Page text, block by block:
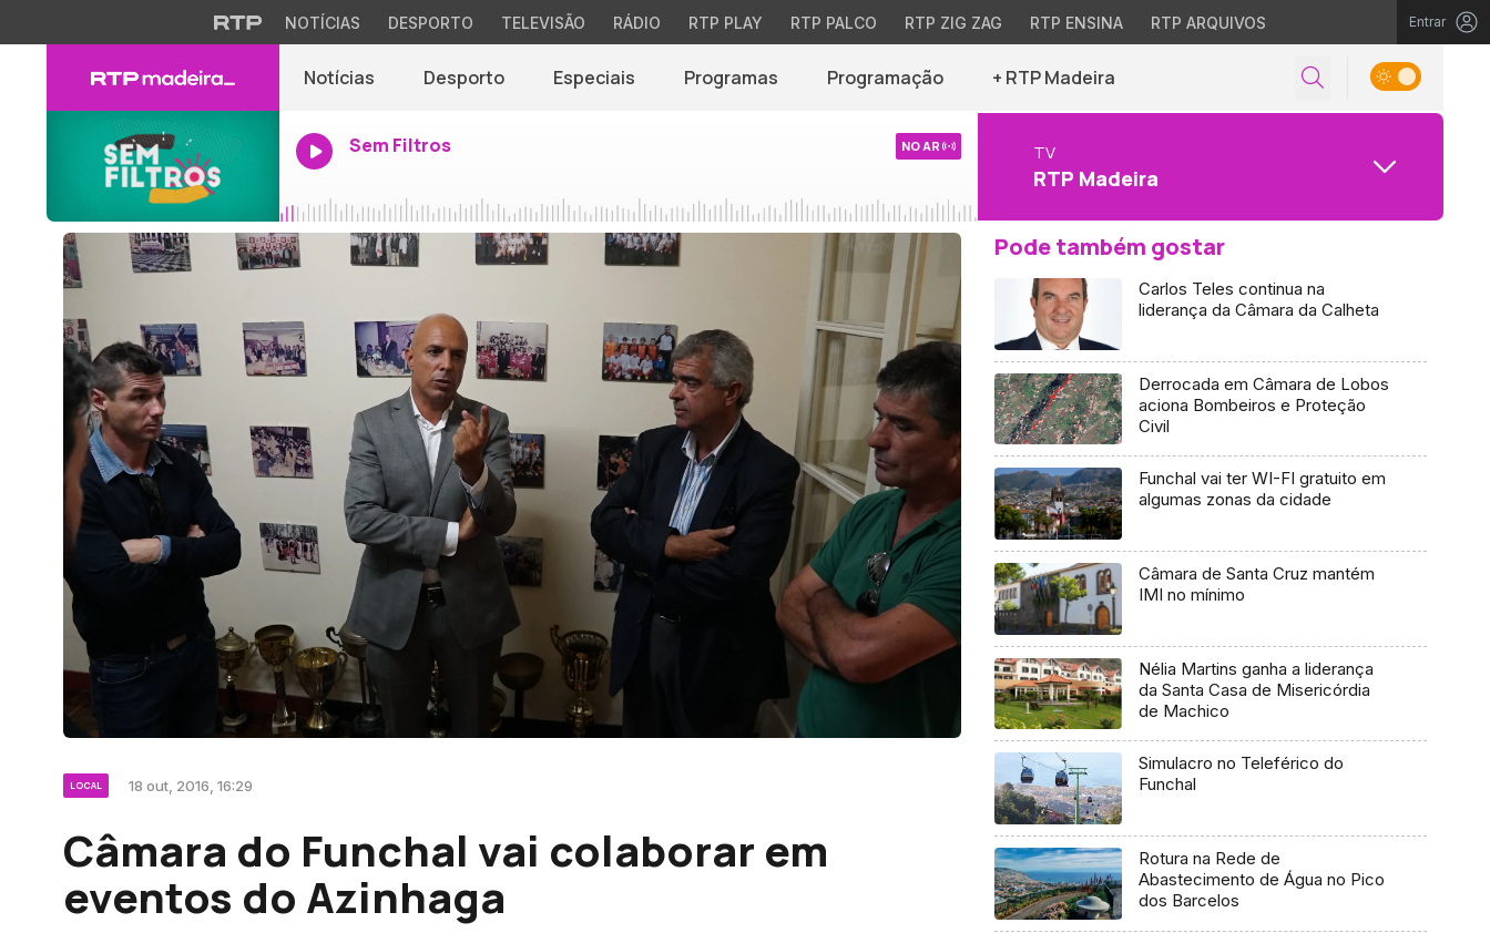
NOTÍCIAS DESPORTO TELEVISÃO RÁDIO RTP PLAY RTP PALCO RTP ZIG ZAG RTP ENSINA RTP ARQUIVOS Entrar
Notícias Desporto Especiais Programas Programação + RTP Madeira
Sem Filtros NO AR TV
RTP Madeira
LOCAL 18 out, 2016, 16:29
Câmara do Funchal vai colaborar em
eventos do Azinhaga
Pode também gostar
Carlos Teles continua na
liderança da Câmara da Calheta
Derrocada em Câmara de Lobos
aciona Bombeiros e Proteção
Civil
Funchal vai ter WI-FI gratuito em
algumas zonas da cidade
Câmara de Santa Cruz mantém
IMI no mínimo
Nélia Martins ganha a liderança
da Santa Casa de Misericórdia
de Machico
Simulacro no Teleférico do
Funchal
Rotura na Rede de
Abastecimento de Água no Pico
dos Barcelos